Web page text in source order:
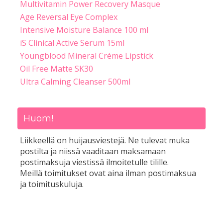
Multivitamin Power Recovery Masque
Age Reversal Eye Complex
Intensive Moisture Balance 100 ml
iS Clinical Active Serum 15ml
Youngblood Mineral Créme Lipstick
Oil Free Matte SK30
Ultra Calming Cleanser 500ml
Huom!
Liikkeellä on huijausviestejä. Ne tulevat muka
postilta ja niissä vaaditaan maksamaan
postimaksuja viestissä ilmoitetulle tilille.
Meillä toimitukset ovat aina ilman postimaksua
ja toimituskuluja.